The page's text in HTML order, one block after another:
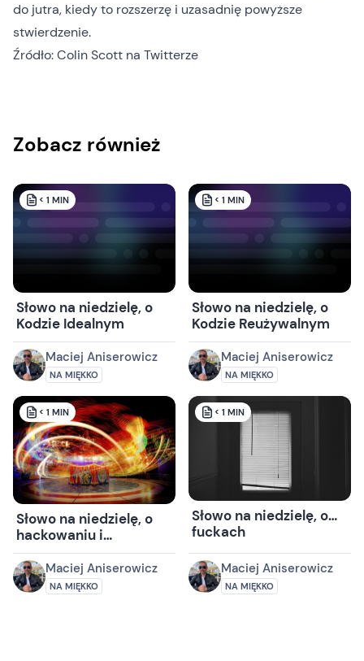
do jutra, kiedy to rozszerzę i uzasadnię powyższe
stwierdzenie.
Źródło:Colin Scott na Twitterze
Zobacz również
< 1 MIN
Słowo na niedzielę, o
Kodzie Idealnym
Maciej Aniserowicz
NA MIĘKKO
< 1 MIN
Słowo na niedzielę, o
Kodzie Reużywalnym
Maciej Aniserowicz
NA MIĘKKO
< 1 MIN
Słowo na niedzielę, o
hackowaniu i
przyjemności
Maciej Aniserowicz
NA MIĘKKO
< 1 MIN
Słowo na niedzielę, o…
fuckach
Maciej Aniserowicz
NA MIĘKKO